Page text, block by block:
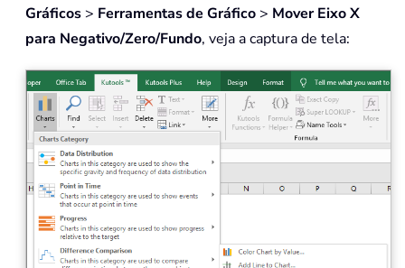
Gráficos > Ferramentas de Gráfico > Mover Eixo X
para Negativo/Zero/Fundo, veja a captura de tela: